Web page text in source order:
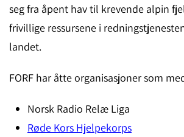
seg fra åpent hav til krevende alpin
frivillige ressursene i
landet.
FORF har åtte organisasjoner som
Norsk Radio Relæ Liga
Røde Kors Hjelpekorps